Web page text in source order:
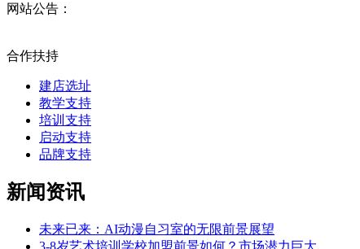
网站公告：
合作扶持
建店选址
教学支持
培训支持
启动支持
品牌支持
新闻资讯
未来已来：AI动漫自习室的无限前景展望